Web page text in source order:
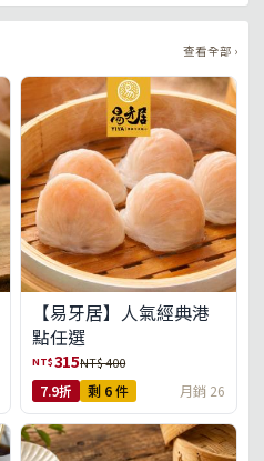
查看全部 ›
【易牙居】人氣經典港
點任選
NT$315NT$ 400
7.9折 剩 6 件 月銷 26